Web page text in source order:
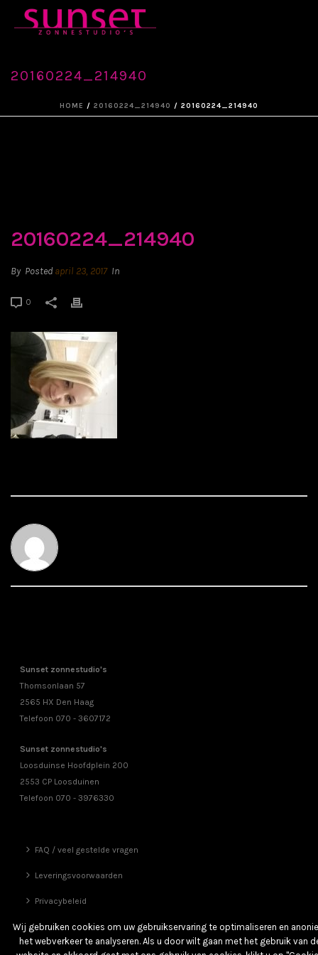
20160224_214940
HOME / 20160224_214940 / 20160224_214940
20160224_214940
By Posted april 23, 2017 In
0
Sunset zonnestudio's
Thomsonlaan 57
2565 HX Den Haag
Telefoon 070 - 3607172
Sunset zonnestudio's
Loosduinse Hoofdplein 200
2553 CP Loosduinen
Telefoon 070 - 3976330
FAQ / veel gestelde vragen
Leveringsvoorwaarden
Privacybeleid
Vrienden
Wij gebruiken cookies om uw gebruikservaring te optimaliseren en
het webverkeer te analyseren. Als u door wilt gaan met het gebruik van